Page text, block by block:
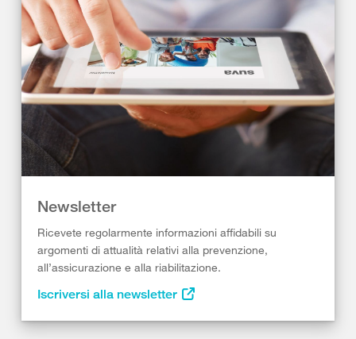
Newsletter
Ricevete regolarmente informazioni affidabili su
argomenti di attualità relativi alla prevenzione,
all’assicurazione e alla riabilitazione.
Iscriversi alla newsletter